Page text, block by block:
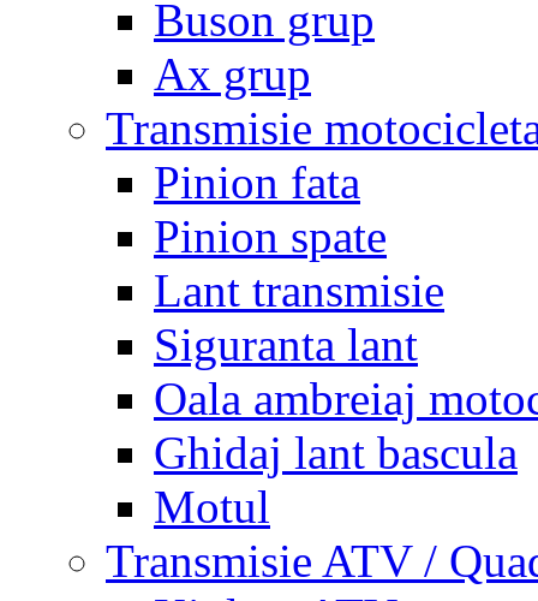
Buson grup
Ax grup
Transmisie
Pinion fata
Pinion spate
Lant transmisie
Siguranta lant
Oala ambreiaj
Ghidaj lant bascula
Motul
Transmisie ATV /